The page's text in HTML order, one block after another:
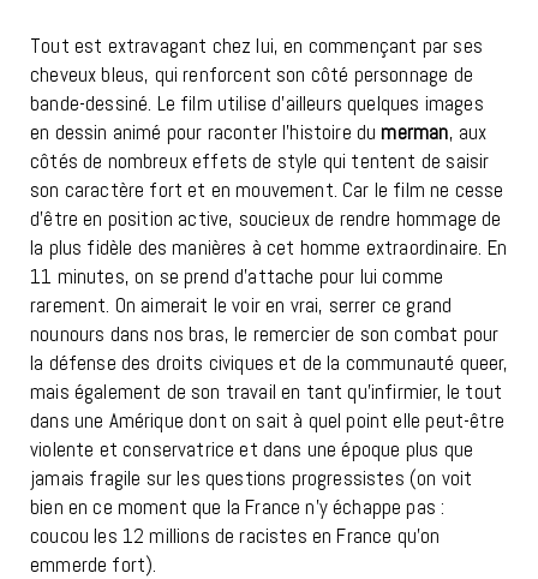
Tout est extravagant chez lui, en commençant par ses
cheveux bleus, qui renforcent son côté personnage de
bande-dessiné. Le film utilise d’ailleurs quelques images
en dessin animé pour raconter l’histoire dumerman, aux
côtés de nombreux effets de style qui tentent de saisir
son caractère fort et en mouvement. Car le film ne cesse
d’être en position active, soucieux de rendre hommage de
la plus fidèle des manières à cet homme extraordinaire. En
11 minutes, on se prend d’attache pour lui comme
rarement. On aimerait le voir en vrai, serrer ce grand
nounours dans nos bras, le remercier de son combat pour
la défense des droits civiques et de la communauté queer,
mais également de son travail en tant qu’infirmier, le tout
dans une Amérique dont on sait à quel point elle peut-être
violente et conservatrice et dans une époque plus que
jamais fragile sur les questions progressistes (on voit
bien en ce moment que la France n’y échappe pas :
coucou les 12 millions de racistes en France qu’on
emmerde fort).